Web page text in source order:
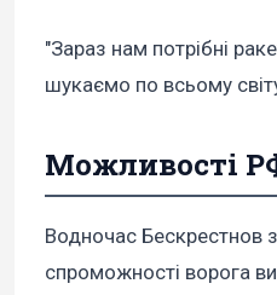
"Зараз нам потрібні
шукаємо по всьому
Можливості
Водночас Бескрестнов
спроможності ворога